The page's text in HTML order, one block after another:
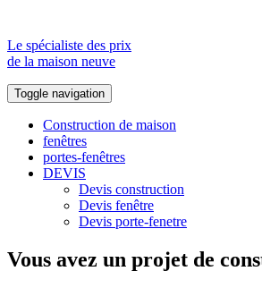
Le spécialiste des prix
de la maison neuve
Toggle navigation
Construction de maison
fenêtres
portes-fenêtres
DEVIS
Devis construction
Devis fenêtre
Devis porte-fenetre
Vous avez un projet de